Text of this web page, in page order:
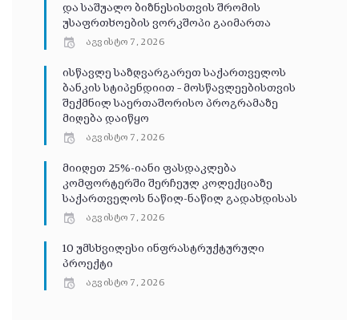
და საშუალო ბიზნესისთვის შრომის
უსაფრთხოების ვორკშოპი გაიმართა
აგვისტო 7, 2026
ისწავლე საზღვარგარეთ საქართველოს
ბანკის სტიპენდიით – მოსწავლეებისთვის
შექმნილ საერთაშორისო პროგრამაზე
მიღება დაიწყო
აგვისტო 7, 2026
მიიღეთ 25%-იანი ფასდაკლება
კომფორტერში შერჩეულ კოლექციაზე
საქართველოს ნაწილ-ნაწილ გადახდისას
აგვისტო 7, 2026
10 უმსხვილესი ინფრასტრუქტურული
პროექტი
აგვისტო 7, 2026